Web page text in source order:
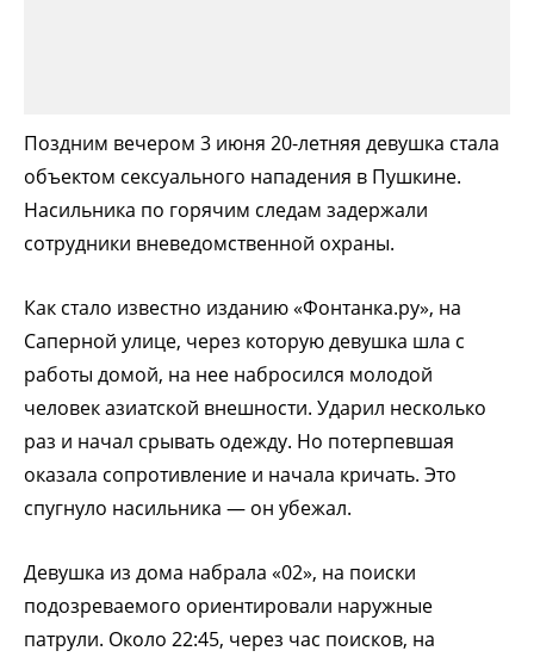
Поздним вечером 3 июня 20-летняя девушка стала
объектом сексуального нападения в Пушкине.
Насильника по горячим следам задержали
сотрудники вневедомственной охраны.
Как стало известно изданию «Фонтанка.ру», на
Саперной улице, через которую девушка шла с
работы домой, на нее набросился молодой
человек азиатской внешности. Ударил несколько
раз и начал срывать одежду. Но потерпевшая
оказала сопротивление и начала кричать. Это
спугнуло насильника — он убежал.
Девушка из дома набрала «02», на поиски
подозреваемого ориентировали наружные
патрули. Около 22:45, через час поисков, на